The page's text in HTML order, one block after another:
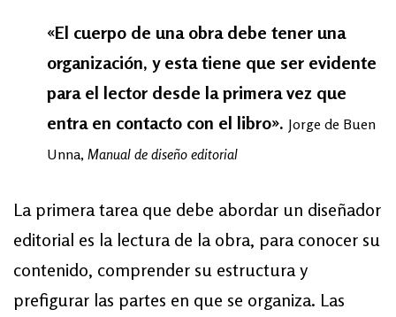
«El cuerpo de una obra debe tener una
organización, y esta tiene que ser evidente
para el lector desde la primera vez que
entra en contacto con el libro». Jorge de Buen
Unna, Manual de diseño editorial
La primera tarea que debe abordar un diseñador
editorial es la lectura de la obra, para conocer su
contenido, comprender su estructura y
prefigurar las partes en que se organiza. Las